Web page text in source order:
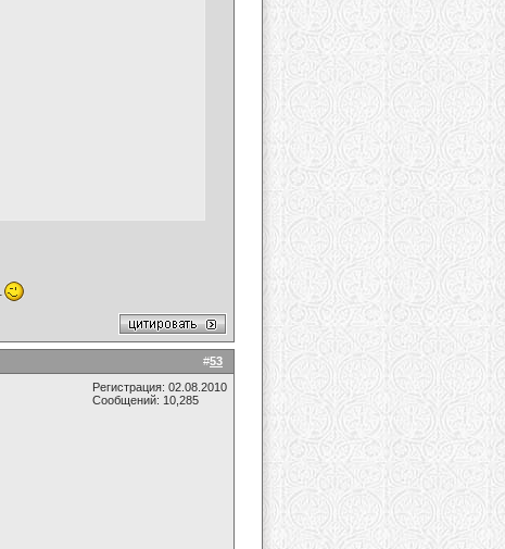
#53
Регистрация: 02.08.2010
Сообщений: 10,285